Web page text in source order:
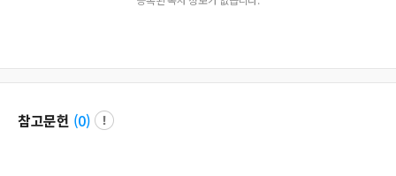
참고문헌 (0)